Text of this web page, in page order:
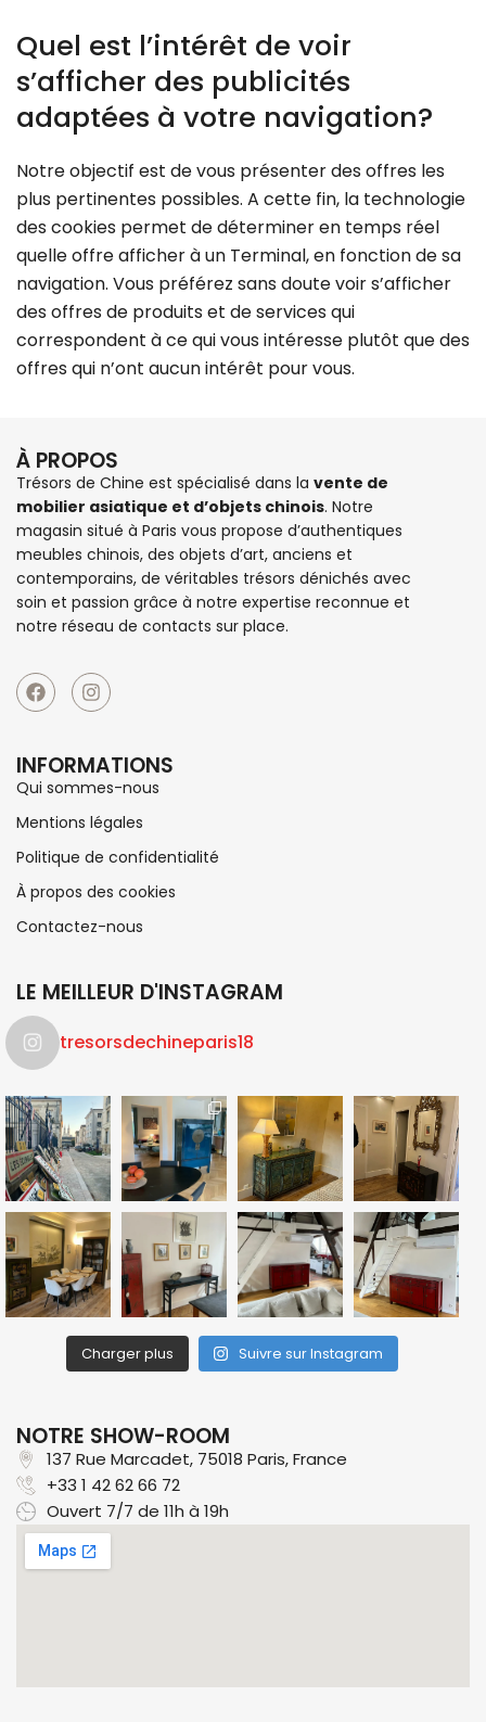
Quel est l’intérêt de voir
s’afficher des publicités
adaptées à votre navigation?
Notre objectif est de vous présenter des offres les
plus pertinentes possibles. A cette fin, la technologie
des cookies permet de déterminer en temps réel
quelle offre afficher à un Terminal, en fonction de sa
navigation. Vous préférez sans doute voir s’afficher
des offres de produits et de services qui
correspondent à ce qui vous intéresse plutôt que des
offres qui n’ont aucun intérêt pour vous.
À PROPOS
Trésors de Chine est spécialisé dans la vente de
mobilier asiatique et d’objets chinois. Notre
magasin situé à Paris vous propose d’authentiques
meubles chinois, des objets d’art, anciens et
contemporains, de véritables trésors dénichés avec
soin et passion grâce à notre expertise reconnue et
notre réseau de contacts sur place.
INFORMATIONS
Qui sommes-nous
Mentions légales
Politique de confidentialité
À propos des cookies
Contactez-nous
LE MEILLEUR D'INSTAGRAM
tresorsdechineparis18
Charger plus Suivre sur Instagram
NOTRE SHOW-ROOM
137 Rue Marcadet, 75018 Paris, France​
+33 1 42 62 66 72
Ouvert 7/7 de 11h à 19h